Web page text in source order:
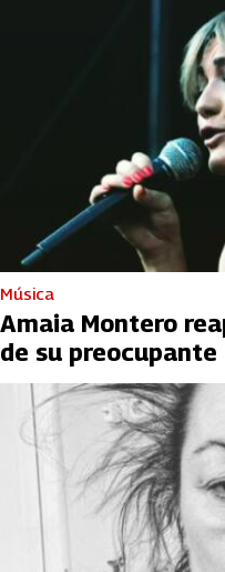
Música
Amaia Montero
de su preocupante